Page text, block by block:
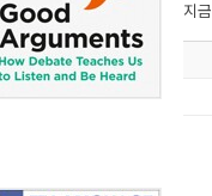
지금